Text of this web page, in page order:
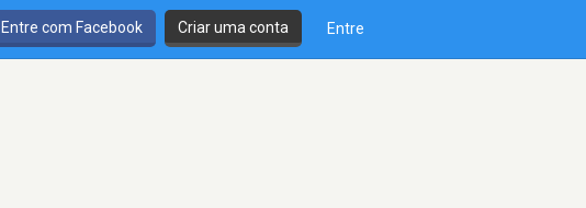
Entre com Facebook Criar uma conta Entre